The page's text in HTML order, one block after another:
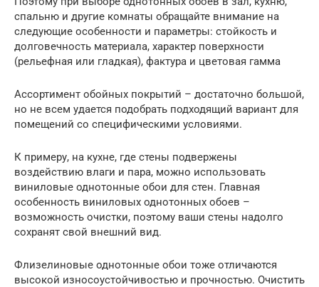
спальню и другие комнаты обращайте внимание на
следующие особенности и параметры: стойкость и
долговечность материала, характер поверхности
(рельефная или гладкая), фактура и цветовая гамма
Ассортимент обойных покрытий – достаточно большой,
но не всем удается подобрать подходящий вариант для
помещений со специфическими условиями.
К примеру, на кухне, где стены подвержены
воздействию влаги и пара, можно использовать
виниловые однотонные обои для стен. Главная
особенность виниловых однотонных обоев –
возможность очистки, поэтому ваши стены надолго
сохранят свой внешний вид.
Флизелиновые однотонные обои тоже отличаются
высокой износоустойчивостью и прочностью. Очистить